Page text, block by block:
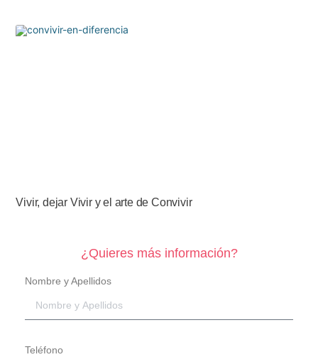
Vivir, dejar Vivir y el arte de Convivir
¿Quieres más información?
Nombre y Apellidos
Teléfono